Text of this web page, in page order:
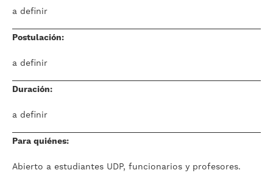
a definir
Postulación:
a definir
Duración:
a definir
Para quiénes:
Abierto a estudiantes UDP, funcionarios y profesores.